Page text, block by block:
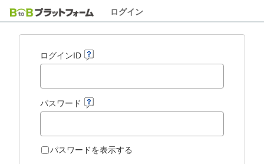
ログイン
ログインID
パスワード
パスワードを表示する